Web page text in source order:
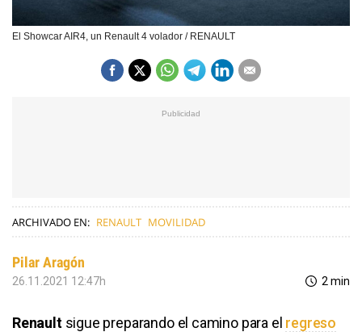
El Showcar AIR4, un Renault 4 volador / RENAULT
ARCHIVADO EN: RENAULT MOVILIDAD
Pilar Aragón
26.11.2021 12:47h 2 min
Renault sigue preparando el camino para el regreso